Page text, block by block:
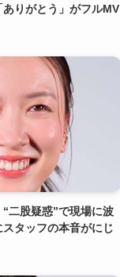
りがとう」がフルMV
二股疑惑”で現場に波
タッフの本音がにじ